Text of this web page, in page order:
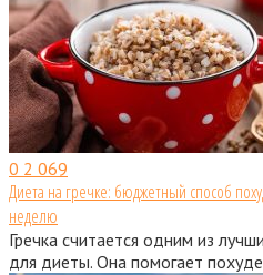
0 2 069
Диета на гречке: бюджетный способ
неделю
Гречка считается одним из
для диеты. Она помогает